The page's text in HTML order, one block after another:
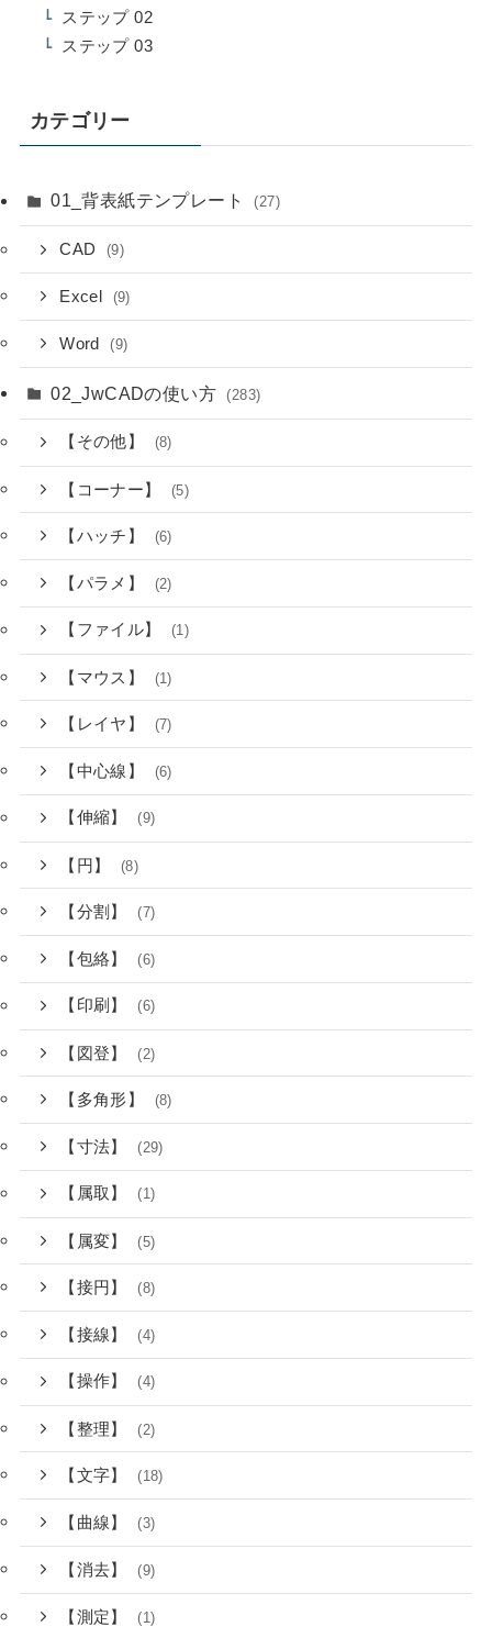
ステップ 02
ステップ 03
カテゴリー
01_背表紙テンプレート (27)
CAD (9)
Excel (9)
Word (9)
02_JwCADの使い方 (283)
【その他】 (8)
【コーナー】 (5)
【ハッチ】 (6)
【パラメ】 (2)
【ファイル】 (1)
【マウス】 (1)
【レイヤ】 (7)
【中心線】 (6)
【伸縮】 (9)
【円】 (8)
【分割】 (7)
【包絡】 (6)
【印刷】 (6)
【図登】 (2)
【多角形】 (8)
【寸法】 (29)
【属取】 (1)
【属変】 (5)
【接円】 (8)
【接線】 (4)
【操作】 (4)
【整理】 (2)
【文字】 (18)
【曲線】 (3)
【消去】 (9)
【測定】 (1)